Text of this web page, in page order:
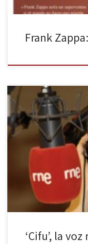
Frank
Juan Carlos Cifuentes,
años debido a un
nuestra memoria nos
pioneros en la prensa
‘Cifu’ creció en una
‘Cifu’, la